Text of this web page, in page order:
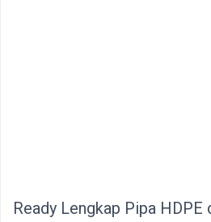
Ready Lengkap Pipa HDPE